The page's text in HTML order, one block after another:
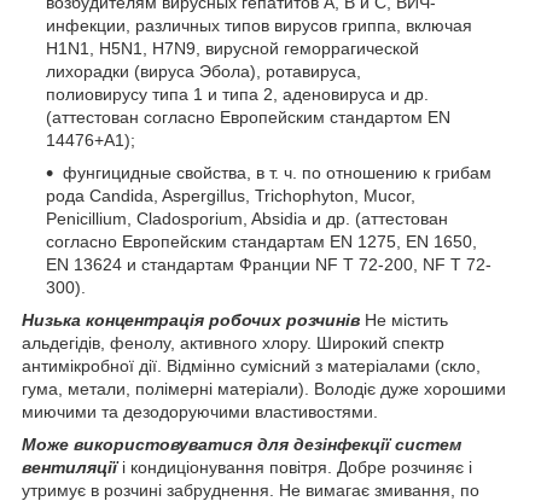
инфекции, различных типов вирусов гриппа, включая
H1N1, H5N1, H7N9, вирусной геморрагической
лихорадки (вируса Эбола), ротавируса,
полиовирусу типа 1 и типа 2, аденовируса и др.
(аттестован согласно Европейским стандартом EN
14476+А1);
фунгицидные свойства, в т. ч. по отношению к грибам
рода Candida, Aspergillus, Trichophyton, Mucor,
Penicillium, Cladosporium, Absidia и др. (аттестован
согласно Европейским стандартам EN 1275, EN 1650,
EN 13624 и стандартам Франции NF Т 72-200, NF Т 72-
300).
Низька концентрація робочих розчинів Не містить
альдегідів, фенолу, активного хлору. Широкий спектр
антимікробної дії. Відмінно сумісний з матеріалами (скло,
гума, метали, полімерні матеріали). Володіє дуже хорошими
миючими та дезодоруючими властивостями.
Може використовуватися для дезінфекції систем
вентиляціїі кондиціонування повітря. Добре розчиняє і
утримує в розчині забруднення. Не вимагає змивання, по